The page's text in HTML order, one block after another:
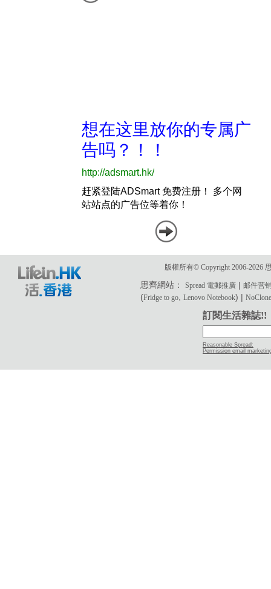
版權所有© Copyright 2006-2026
思齊網站：Spread 電郵推廣 |邮件营
(Fridge to go ,Lenovo Notebook) |